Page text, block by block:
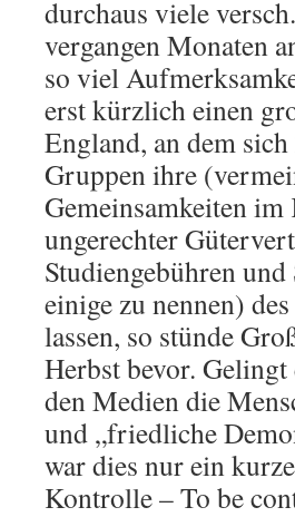
durchaus viele
vergangen Monaten
so viel
erst kürzlich einen
England, an dem
Gruppen ihre
Gemeinsamkeiten
ungerechter
Studiengebühren
einige zu nennen)
lassen, so stünde
Herbst bevor. Gelingt
den Medien die
und „friedliche
war dies nur ein
Kontrolle – To be